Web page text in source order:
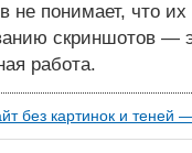
не понимает, что их
скриншотов —
работа.
без картинок и теней